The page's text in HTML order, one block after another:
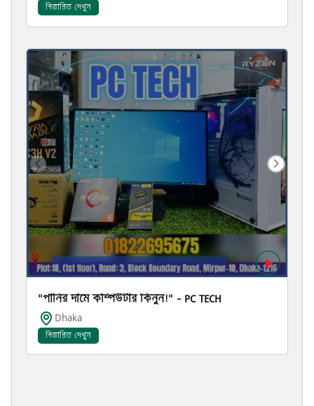
বিস্তারিত দেখুন
"পানির দামে কম্পিউটার কিনুন!" – PC TECH
Dhaka
বিস্তারিত দেখুন